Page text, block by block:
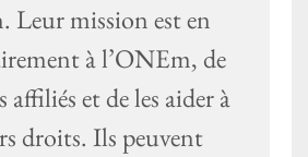
Leur mission est en
à l’ONEm, de
affiliés et de les aider à
droits. Ils peuvent